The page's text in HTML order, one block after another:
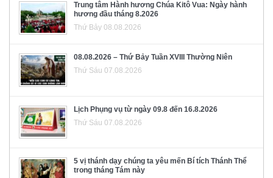
Trung tâm Hành hương Chúa Kitô Vua: Ngày hành
hương đầu tháng 8.2026
Thứ Bảy 08.08.2026
08.08.2026 – Thứ Bảy Tuần XVIII Thường Niên
Thứ Sáu 07.08.2026
Lịch Phụng vụ từ ngày 09.8 đến 16.8.2026
Thứ Sáu 07.08.2026
5 vị thánh dạy chúng ta yêu mến Bí tích Thánh Thể
trong tháng Tám này